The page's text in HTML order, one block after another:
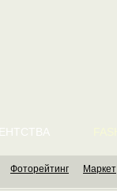
Фоторейтинг Маркет